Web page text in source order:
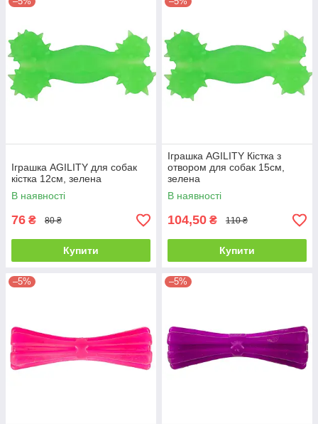
Іграшка AGILITY для собак
кістка 12см, зелена
В наявності
76 ₴ 80 ₴
Купити
Іграшка AGILITY Кістка з
отвором для собак 15см,
зелена
В наявності
104,50 ₴ 110 ₴
Купити
–5% –5%